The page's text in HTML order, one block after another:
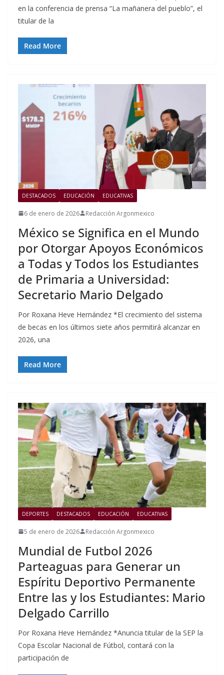
en la conferencia de prensa “La mañanera del pueblo”, el
titular de la
Read More
DESTACADOS EDUCACIÓN EDUCATIVAS
6 de enero de 2026 Redacción Argonmexico
México se Significa en el Mundo
por Otorgar Apoyos Económicos
a Todas y Todos los Estudiantes
de Primaria a Universidad:
Secretario Mario Delgado
Por Roxana Heve Hernández *El crecimiento del sistema
de becas en los últimos siete años permitirá alcanzar en
2026, una
Read More
DEPORTES DESTACADOS EDUCACIÓN EDUCATIVAS
5 de enero de 2026 Redacción Argonmexico
Mundial de Futbol 2026
Parteaguas para Generar un
Espíritu Deportivo Permanente
Entre las y los Estudiantes: Mario
Delgado Carrillo
Por Roxana Heve Hernández *Anuncia titular de la SEP la
Copa Escolar Nacional de Fútbol, contará con la
participación de